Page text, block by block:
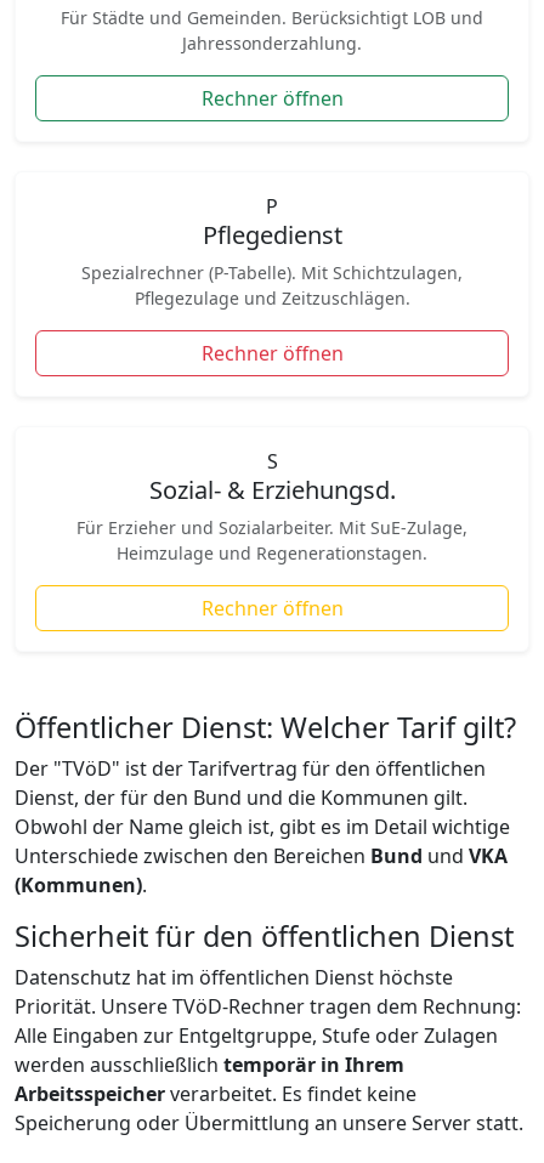
Für Städte und Gemeinden. Berücksichtigt LOB und
Jahressonderzahlung.
Rechner öffnen
P
Pflegedienst
Spezialrechner (P-Tabelle). Mit Schichtzulagen,
Pflegezulage und Zeitzuschlägen.
Rechner öffnen
S
Sozial- & Erziehungsd.
Für Erzieher und Sozialarbeiter. Mit SuE-Zulage,
Heimzulage und Regenerationstagen.
Rechner öffnen
Öffentlicher Dienst: Welcher Tarif gilt?
Der "TVöD" ist der Tarifvertrag für den öffentlichen
Dienst, der für den Bund und die Kommunen gilt.
Obwohl der Name gleich ist, gibt es im Detail wichtige
Unterschiede zwischen den Bereichen Bund und VKA
(Kommunen).
Sicherheit für den öffentlichen Dienst
Datenschutz hat im öffentlichen Dienst höchste
Priorität. Unsere TVöD-Rechner tragen dem Rechnung:
Alle Eingaben zur Entgeltgruppe, Stufe oder Zulagen
werden ausschließlich temporär in Ihrem
Arbeitsspeicherverarbeitet. Es findet keine
Speicherung oder Übermittlung an unsere Server statt.